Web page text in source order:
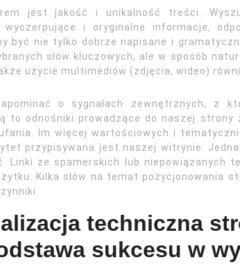
jest jakość i unikalność treści.
wyczerpujące i oryginalne informacje,
być nie tylko dobrze napisane i
słów kluczowych, ale w sposób
użycie multimediów (zdjęcia, wideo)
o sygnałach zewnętrznych, z
to odnośniki prowadzące do naszej
Im więcej wartościowych i
przypisywana jest naszej witrynie.
Linki ze spamerskich lub niepowiązanych
Kilka słów na temat pozycjonowania
techniczna
sukcesu w